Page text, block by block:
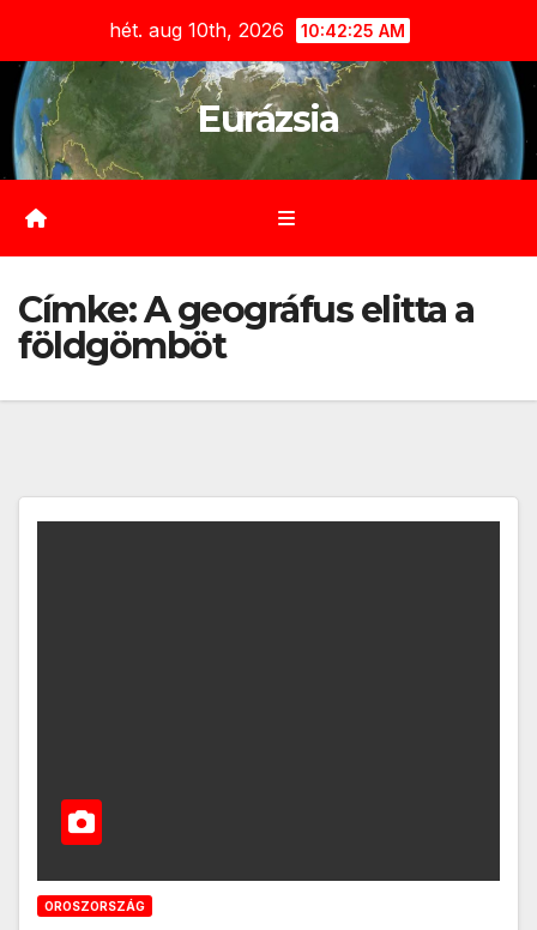
content
hét. aug 10th, 2026 10:42:26 AM
Eurázsia
Címke:A geográfus elitta a
földgömböt
OROSZORSZÁG